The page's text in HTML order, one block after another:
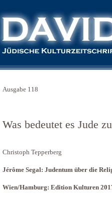
Ausgabe 118
Was bedeutet es Jude
Christoph Tepperberg
Jérôme Segal: Judentum über die
Wien/Hamburg: Edition Kulturen